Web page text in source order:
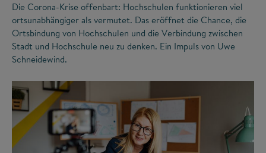
Die Corona-Krise offenbart: Hochschulen funktionieren viel
ortsunabhängiger als vermutet. Das eröffnet die Chance, die
Ortsbindung von Hochschulen und die Verbindung zwischen
Stadt und Hochschule neu zu denken. Ein Impuls von Uwe
Schneidewind.